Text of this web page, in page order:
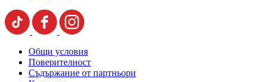
Общи условия
Поверителност
Съдържание от партньори